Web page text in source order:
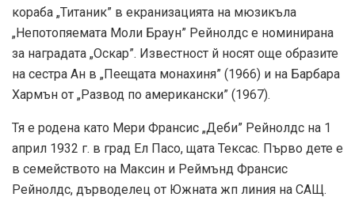
кораба „Титаник” в екранизацията на мюзикъла
„Непотопяемата Моли Браун” Рейнолдс е номинирана
за наградата „Оскар”. Известност й носят още образите
на сестра Ан в „Пеещата монахиня” (1966) и на Барбара
Хармън от „Развод по американски” (1967).
Тя е родена като Мери Франсис „Деби” Рейнолдс на 1
април 1932 г. в град Ел Пасо, щата Тексас. Първо дете е
в семейството на Максин и Реймънд Франсис
Рейнолдс, дърводелец от Южната жп линия на САЩ.